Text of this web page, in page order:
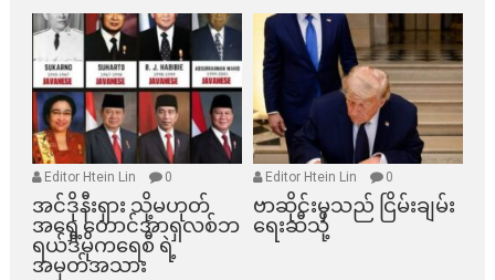
Editor Htein Lin 0
အင်ဒိုနီးရှား သို့မဟုတ်
အရှေ့တောင်အာရှလစ်ဘ
ရယ်ဒီမိုကရေစီ ရဲ့
အမှတ်အသား
Editor Htein Lin 0
ဗာဆိုင်းမှသည် ငြိမ်းချမ်း
ရေးဆီသို့